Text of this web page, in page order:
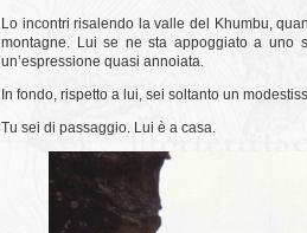
Lo incontri risalendo la valle del Khumbu,
montagne. Lui se ne sta appoggiato a uno
un’espressione quasi annoiata.
In fondo, rispetto a lui, sei soltanto un
Tu sei di passaggio. Lui è a casa.